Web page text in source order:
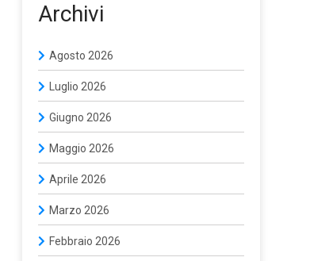
Archivi
Agosto 2026
Luglio 2026
Giugno 2026
Maggio 2026
Aprile 2026
Marzo 2026
Febbraio 2026